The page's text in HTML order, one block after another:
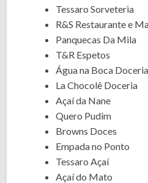
Tessaro Sorveteria
R&S Restaurante e
Panquecas Da Mila
T&R Espetos
Água na Boca Doceria
La Chocolê Doceria
Açaí da Nane
Quero Pudim
Browns Doces
Empada no Ponto
Tessaro Açaí
Açaí do Mato